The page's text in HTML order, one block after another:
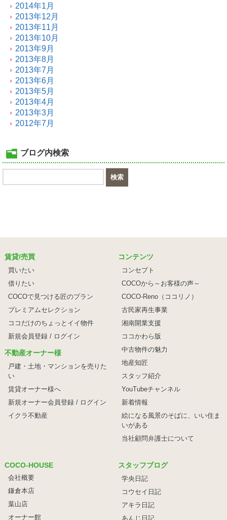
2014年1月
2013年12月
2013年11月
2013年10月
2013年9月
2013年8月
2013年7月
2013年6月
2013年5月
2013年4月
2013年3月
2012年7月
ブログ内検索
賃貸/売買
買いたい
借りたい
COCOで見つける匠のプラン
プレミアムセレクション
ココだけのちょっとイイ物件
新規会員登録 / ログイン
不動産オーナー様
戸建・土地・マンションを売りた
い
賃貸オーナー様へ
新規オーナー会員登録 / ログイン
イクラ不動産
コンテンツ
コンセプト
COCOから～お客様の声～
COCO-Reno（ココリノ）
古民家再生事業
湘南開業支援
ココかわら版
中古物件の魅力
地産知匠
スタッフ紹介
YouTubeチャンネル
新着情報
絵になる風景のそばに、 いい住ま
いがある
当社顧問弁護士について
COCO-HOUSE
会社概要
鎌倉本店
葉山店
オーナー館
スタッフブログ
学央日記
コウセイ日記
アキラ日記
あんじ日記